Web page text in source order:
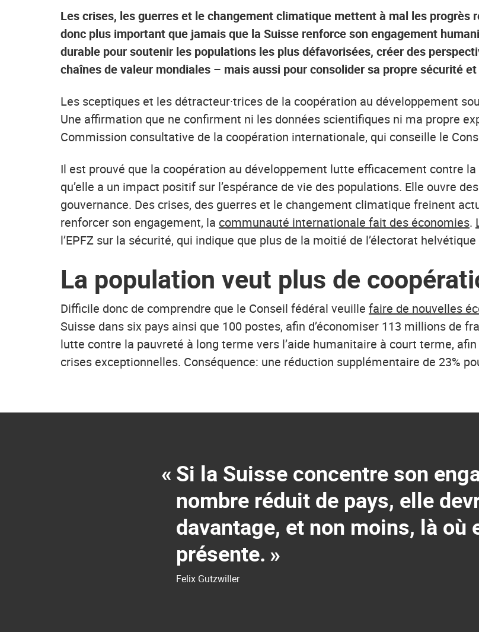
Les crises, les guerres et le changement climatique mettent à mal les
donc plus important que jamais que la Suisse renforce son engagement
durable pour soutenir les populations les plus défavorisées, créer des
chaînes de valeur mondiales – mais aussi pour consolider sa propre sécurité
Les sceptiques et les détracteur·trices de la coopération au développement
Une affirmation que ne confirment ni les données scientifiques ni ma propre
Commission consultative de la coopération internationale, qui conseille le
Il est prouvé que la coopération au développement lutte efficacement contre
qu’elle a un impact positif sur l’espérance de vie des populations. Elle ouvre
gouvernance. Des crises, des guerres et le changement climatique freinent
renforcer son engagement, la communauté internationale fait des économies.
l’EPFZ sur la sécurité, qui indique que plus de la moitié de l’électorat
La population veut plus de
Difficile donc de comprendre que le Conseil fédéral veuille faire de nouvelles
Suisse dans six pays ainsi que 100 postes, afin d’économiser 113 millions de
lutte contre la pauvreté à long terme vers l’aide humanitaire à court terme,
crises exceptionnelles. Conséquence: une réduction supplémentaire de 23%
« Si la Suisse concentre son
nombre réduit de pays, elle
davantage, et non moins, là où
présente. »
Felix Gutzwiller